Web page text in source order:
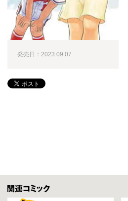
発売日：2023.09.07
関連コミックス